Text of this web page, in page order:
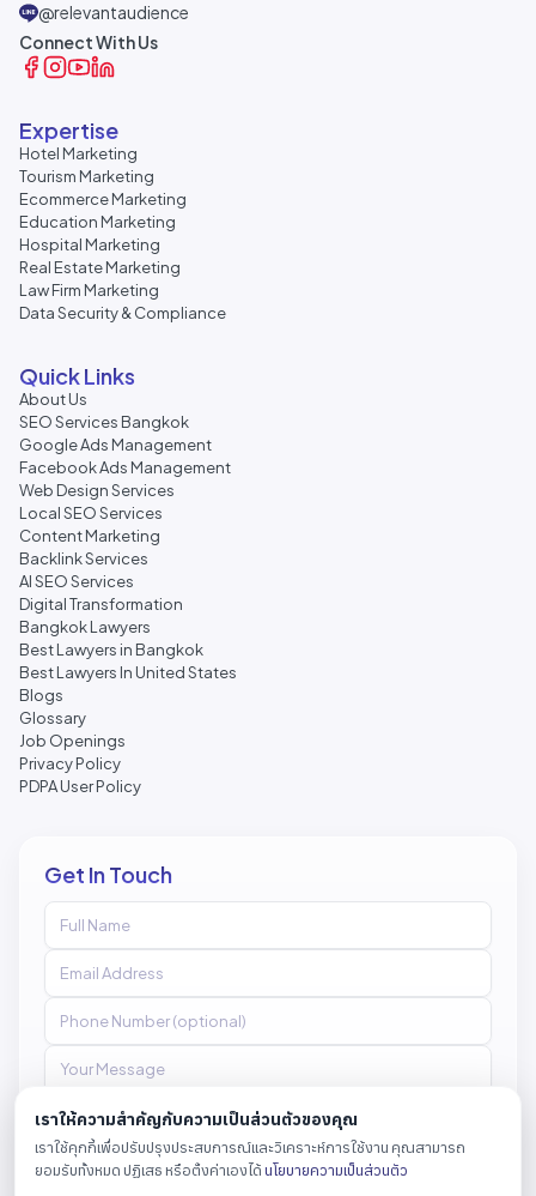
@relevantaudience
Connect With Us
Expertise
Hotel Marketing
Tourism Marketing
Ecommerce Marketing
Education Marketing
Hospital Marketing
Real Estate Marketing
Law Firm Marketing
Data Security & Compliance
Quick Links
About Us
SEO Services Bangkok
Google Ads Management
Facebook Ads Management
Web Design Services
Local SEO Services
Content Marketing
Backlink Services
AI SEO Services
Digital Transformation
Bangkok Lawyers
Best Lawyers in Bangkok
Best Lawyers In United States
Blogs
Glossary
Job Openings
Privacy Policy
PDPA User Policy
Get In Touch
Send Message
เราให้ความสำคัญกับความเป็นส่วนตัวของคุณ
เราใช้คุกกี้เพื่อปรับปรุงประสบการณ์และวิเคราะห์การใช้งาน คุณสามารถ
ยอมรับทั้งหมด ปฏิเสธ หรือตั้งค่าเองได้นโยบายความเป็นส่วนตัว